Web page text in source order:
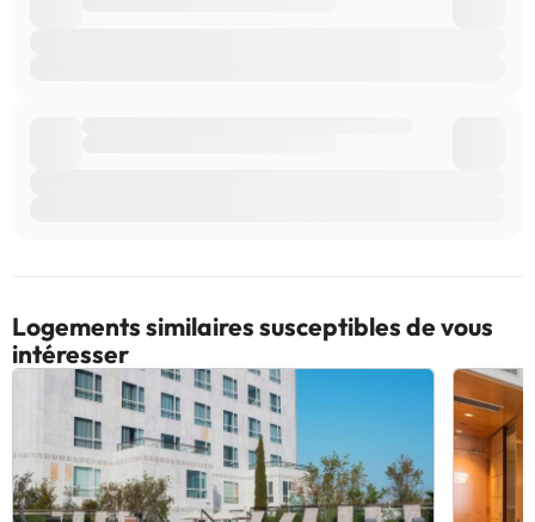
Logements similaires susceptibles de vous
intéresser